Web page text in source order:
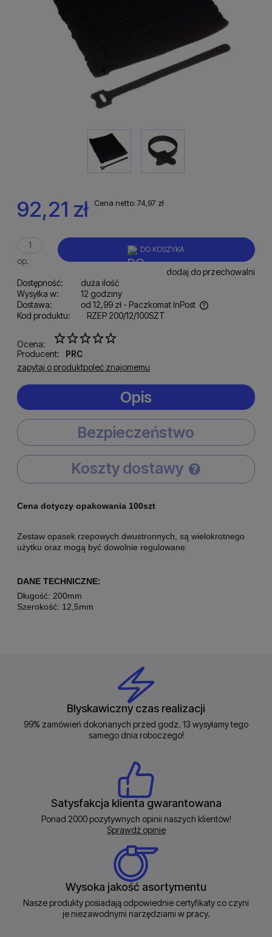
92,21 zł Cena netto: 74,97 zł
op.
DO KOSZYKA
dodaj do przechowalni
Dostępność:
duża ilość
Wysyłka w:
12 godziny
Dostawa:
od 12,99 zł - Paczkomat InPost
Cena nie zawiera ewentualnych kosztów płatności
Kod produktu: RZEP 200/12/100SZT
Ocena:
Producent:
PRC
zapytaj o produktpoleć znajomemu
Opis
Bezpieczeństwo
Koszty dostawy
Cena nie zawiera ewentualnych kosztów płatności
Cena dotyczy opakowania 100szt
Zestaw opasek rzepowych dwustronnych, są wielokrotnego
użytku oraz mogą być dowolnie regulowane.
DANE TECHNICZNE:
Długość: 200mm
Szerokość: 12,5mm
Błyskawiczny czas realizacji
99% zamówień dokonanych przed godz. 13 wysyłamy tego
samego dnia roboczego!
Satysfakcja klienta gwarantowana
Ponad 2000 pozytywnych opinii naszych klientów!
Sprawdź opinie
Wysoka jakość asortymentu
Nasze produkty posiadają odpowiednie certyfikaty co czyni
je niezawodnymi narzędziami w pracy.